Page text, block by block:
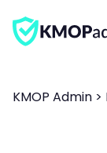
KMOP Admin >